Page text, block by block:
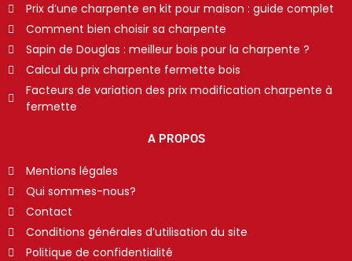
Prix d’une charpente en kit pour maison : guide complet
Comment bien choisir sa charpente
Sapin de Douglas : meilleur bois pour la charpente ?
Calcul du prix charpente fermette bois
Facteurs de variation des prix modification charpente à
fermette
A PROPOS
Mentions légales
Qui sommes-nous?
Contact
Conditions générales d’utilisation du site
Politique de confidentialité